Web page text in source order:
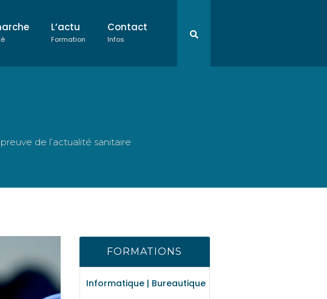
L’actu
Formation
Contact
Infos
de l’actualité sanitaire
FORMATIONS
Informatique | Bureautique